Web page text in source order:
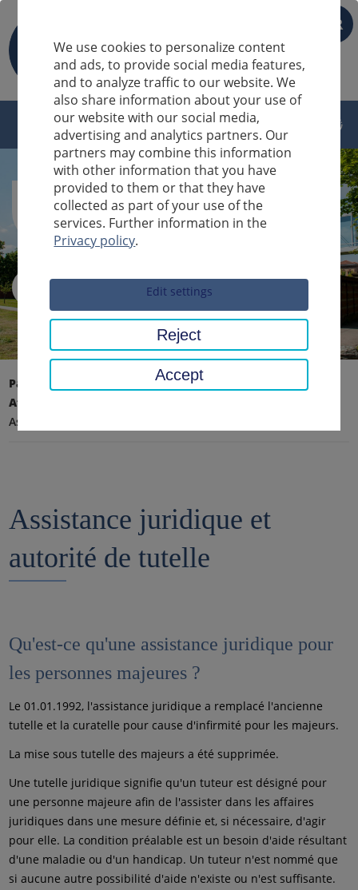
FR
Sucheingabe
Page d'accueil
Affaires sociales, jeunesse, famille
Assistance juridique et autorité de tutelle
Assistance juridique et
autorité de tutelle
Qu'est-ce qu'une assistance juridique pour
les personnes majeures ?
Le 01.01.1992, l'assistance juridique a remplacé l'ancienne
tutelle et la curatelle pour cause d'infirmité pour les majeurs.
La mise sous tutelle des majeurs a été supprimée.
Une tutelle juridique signifie qu'un tuteur est désigné pour
une personne majeure afin de l'assister dans les affaires
juridiques dans une mesure définie et, si nécessaire, d'agir
pour elle. La condition préalable est un besoin d'aide résultant
d'une maladie ou d'un handicap. Un tuteur n'est nommé que
si aucune autre possibilité d'aide n'existe ou n'est suffisante.
We use cookies to personalize content
and ads, to provide social media features,
and to analyze traffic to our website. We
also share information about your use of
our website with our social media,
advertising and analytics partners. Our
partners may combine this information
with other information that you have
provided to them or that they have
collected as part of your use of the
services. Further information in the
Privacy policy.
Edit settings
Reject
Accept